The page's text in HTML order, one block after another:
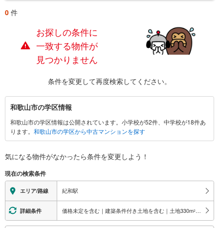
0 件
お探しの条件に
一致する物件が
見つかりません
条件を変更して再度検索してください。
和
歌
山
市
関
る
情
報
和歌山市の学区情報
和歌山市の学区情報は公開されています。小学校が52件、中学校が18件あ
ります。 和歌山市の学区から中古マンションを探す
気になる物件がなかったら条件を変更しよう！
現在の検索条件
エリア/路線 紀和駅
詳細条件 価格未定を含む｜建築条件付き土地を含む｜土地330m2 以上